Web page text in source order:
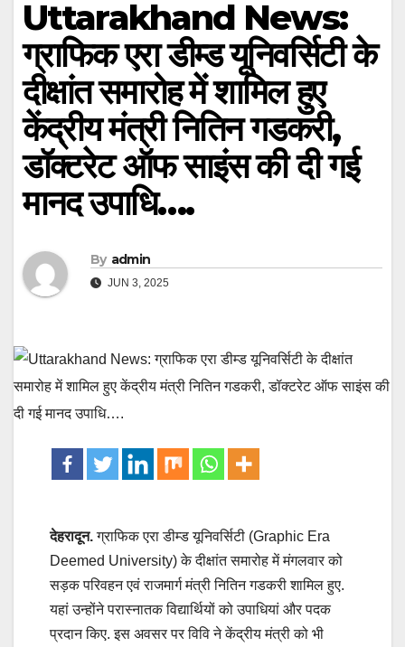
Uttarakhand News:
ग्राफिक एरा डीम्ड यूनिवर्सिटी के
दीक्षांत समारोह में शामिल हुए
केंद्रीय मंत्री नितिन गडकरी,
डॉक्टरेट ऑफ साइंस की दी गई
मानद उपाधि….
By admin
JUN 3, 2025
देहरादून.ग्राफिक एरा डीम्ड यूनिवर्सिटी (Graphic Era
Deemed University) के दीक्षांत समारोह में मंगलवार को
सड़क परिवहन एवं राजमार्ग मंत्री नितिन गडकरी शामिल हुए.
यहां उन्होंने परास्नातक विद्यार्थियों को उपाधियां और पदक
प्रदान किए. इस अवसर पर विवि ने केंद्रीय मंत्री को भी